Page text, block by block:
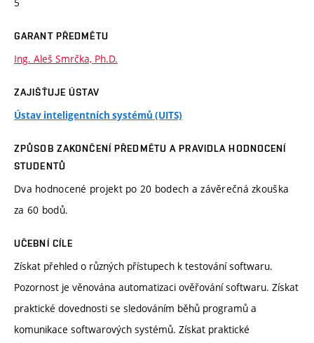
GARANT PŘEDMĚTU
Ing. Aleš Smrčka, Ph.D.
ZAJIŠŤUJE ÚSTAV
Ústav inteligentních systémů (UITS)
ZPŮSOB ZAKONČENÍ PŘEDMĚTU A PRAVIDLA HODNOCENÍ
STUDENTŮ
Dva hodnocené projekt po 20 bodech a závěrečná zkouška
za 60 bodů.
UČEBNÍ CÍLE
Získat přehled o různých přístupech k testování softwaru.
Pozornost je věnována automatizaci ověřování softwaru. Získat
praktické dovednosti se sledováním běhů programů a
komunikace softwarových systémů. Získat praktické